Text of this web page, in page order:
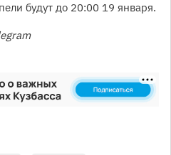
будут до 20:00 19 января.